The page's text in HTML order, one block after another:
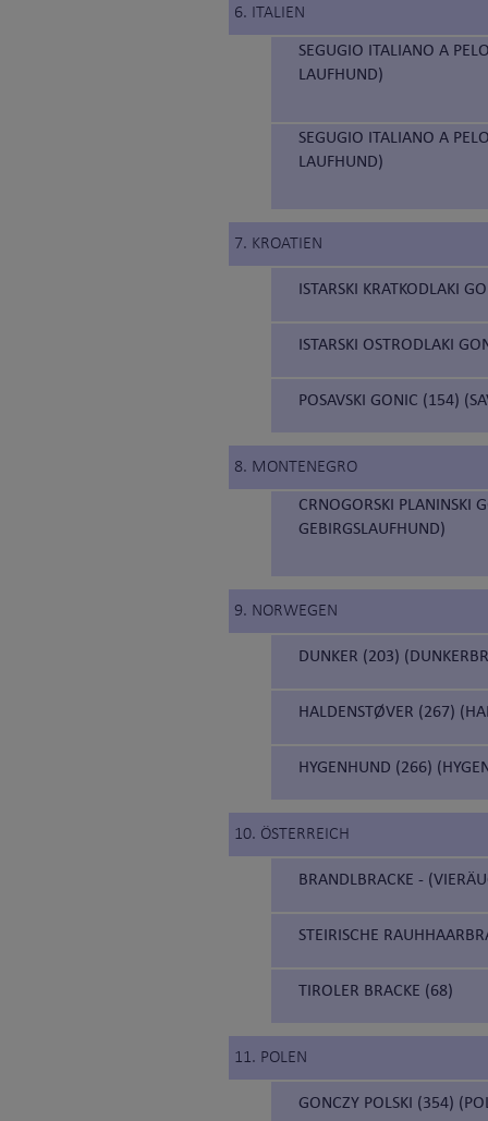
6. ITALIEN
SEGUGIO ITALIANO A
LAUFHUND)
SEGUGIO ITALIANO A
LAUFHUND)
7. KROATIEN
ISTARSKI KRATKODLAKI
ISTARSKI OSTRODLAKI
POSAVSKI GONIC (154)
8. MONTENEGRO
CRNOGORSKI PLANINSKI
GEBIRGSLAUFHUND)
9. NORWEGEN
DUNKER (203)
HALDENSTØVER (267)
HYGENHUND (266)
10. ÖSTERREICH
BRANDLBRACKE -
STEIRISCHE
TIROLER BRACKE (68)
11. POLEN
GONCZY POLSKI (354)